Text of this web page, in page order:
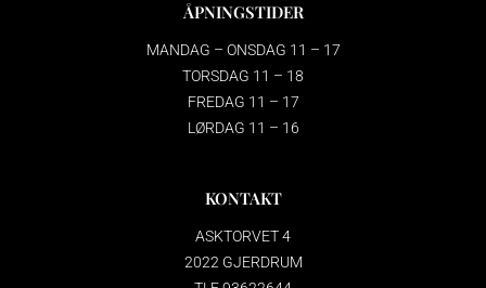
ÅPNINGSTIDER
MANDAG – ONSDAG 11 – 17
TORSDAG 11 – 18
FREDAG 11 – 17
LØRDAG 11 – 16
KONTAKT
ASKTORVET 4
2022 GJERDRUM